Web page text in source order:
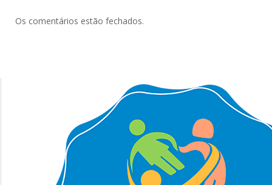
Os comentários estão fechados.